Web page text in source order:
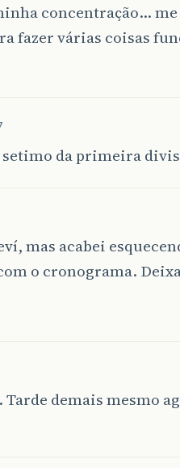
concentração… me
fazer várias coisas
da primeira
mas acabei
o cronograma.
demais mesmo